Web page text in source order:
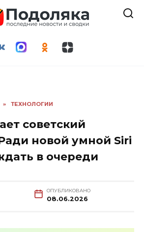
» ТЕХНОЛОГИИ
советский
новой умной Siri
в очереди
ОПУБЛИКОВАНО
08.06.2026